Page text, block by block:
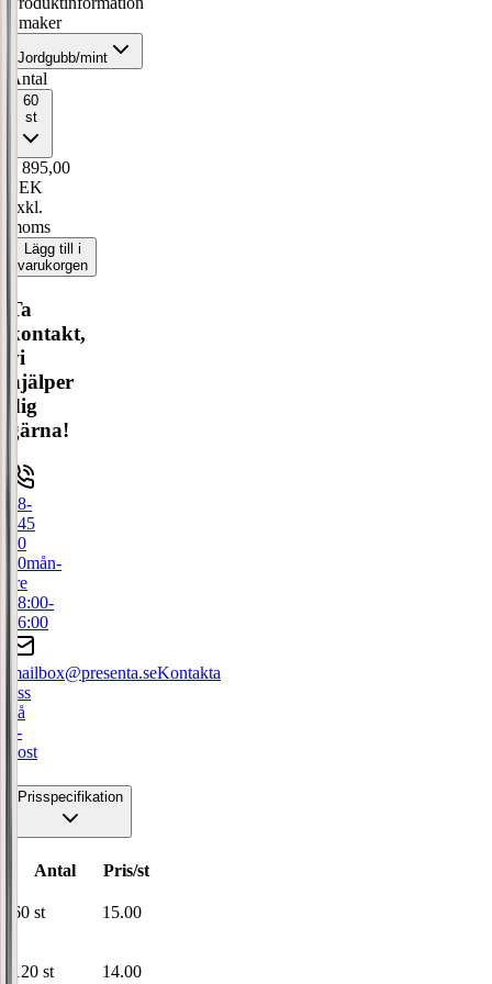
Smaker
Jordgubb/mint
Antal
60
st
1 895,00
SEK
exkl.
moms
Lägg till i
varukorgen
Ta
kontakt,
vi
hjälper
dig
gärna!
08-
445
50
00mån-
fre
08:00-
16:00
mailbox@presenta.seKontakta
oss
på
e-
post
Prisspecifikation
Antal Pris/st
60 st 15.00
120 st 14.00